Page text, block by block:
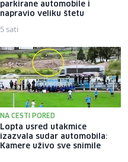
parkirane automobile i
napravio veliku štetu
5 sati
NA CESTI PORED
Lopta usred utakmice
izazvala sudar automobila:
Kamere uživo sve snimile